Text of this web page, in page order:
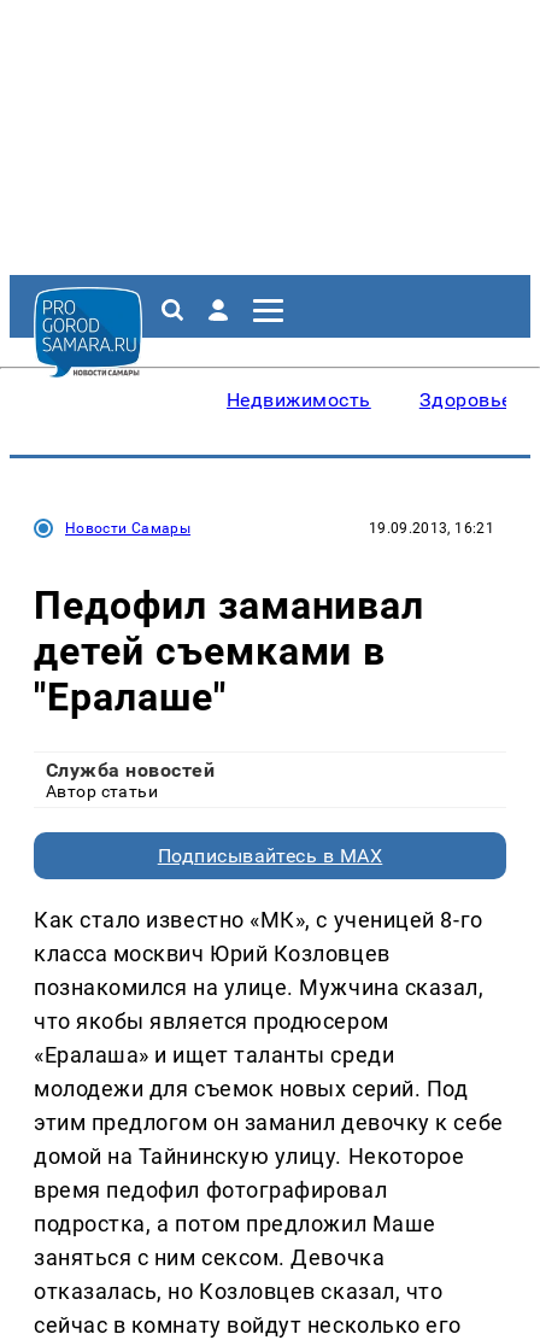
Недвижимость Здоровье
Новости Самары 19.09.2013, 16:21
Педофил заманивал
детей съемками в
"Ералаше"
Служба новостей
Автор статьи
Подписывайтесь в MAX
Как стало известно «МК», с ученицей 8-го
класса москвич Юрий Козловцев
познакомился на улице. Мужчина сказал,
что якобы является продюсером
«Ералаша» и ищет таланты среди
молодежи для съемок новых серий. Под
этим предлогом он заманил девочку к себе
домой на Тайнинскую улицу. Некоторое
время педофил фотографировал
подростка, а потом предложил Маше
заняться с ним сексом. Девочка
отказалась, но Козловцев сказал, что
сейчас в комнату войдут несколько его